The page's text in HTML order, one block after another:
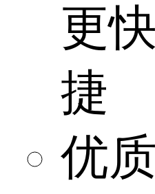
更快
捷
优质